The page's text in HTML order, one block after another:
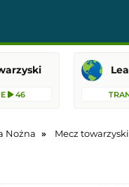
46
Nożna
Mecz towarzyski